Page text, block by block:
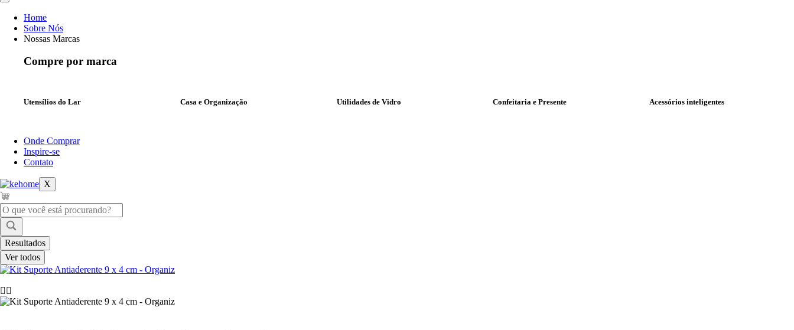
Home
Sobre Nós
Nossas Marcas
Compre por marca
Utensílios do Lar Casa e Organização Utilidades de Vidro Confeitaria e Presente Acessórios inteligentes
Onde Comprar
Inspire-se
Contato
X
Pesquisar
...
Resultados
Ver todos